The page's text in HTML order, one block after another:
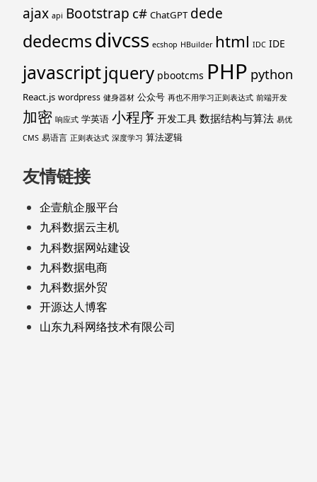
ajax api Bootstrap c# ChatGPT dede
dedecmsdivcss ecshop HBuilder html IDC IDE
javascriptjquery pbootcms PHP python
React.js wordpress 健身器材 公众号 再也不用学习正则表达式 前端开发
加密 响应式 学英语 小程序 开发工具 数据结构与算法 易优
CMS 易语言 正则表达式 深度学习 算法逻辑
友情链接
企壹航企服平台
九科数据云主机
九科数据网站建设
九科数据电商
九科数据外贸
开源达人博客
山东九科网络技术有限公司